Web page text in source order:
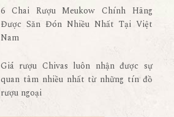
6 Chai Rượu Meukow Chính Hãng
Được Săn Đón Nhiều Nhất Tại Việt
Nam
Giá rượu Chivas luôn nhận được sự
quan tâm nhiều nhất từ những tín đồ
rượu ngoại